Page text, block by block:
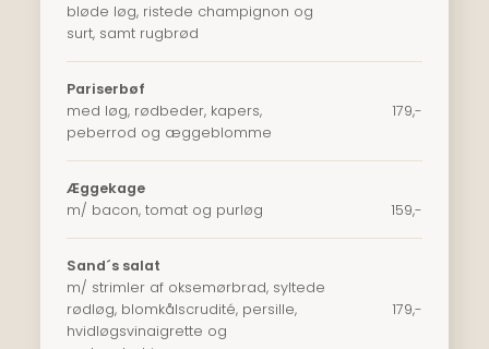
bløde løg, ristede champignon og
surt, samt rugbrød
Pariserbøf
med løg, rødbeder, kapers,
peberrod og æggeblomme
​179,-
Æggekage
m/ bacon, tomat og purløg
​​159,-
Sand´s salat
m/ strimler af oksemørbrad, syltede
rødløg, blomkålscrudité, persille,
hvidløgsvinaigrette og
179,-